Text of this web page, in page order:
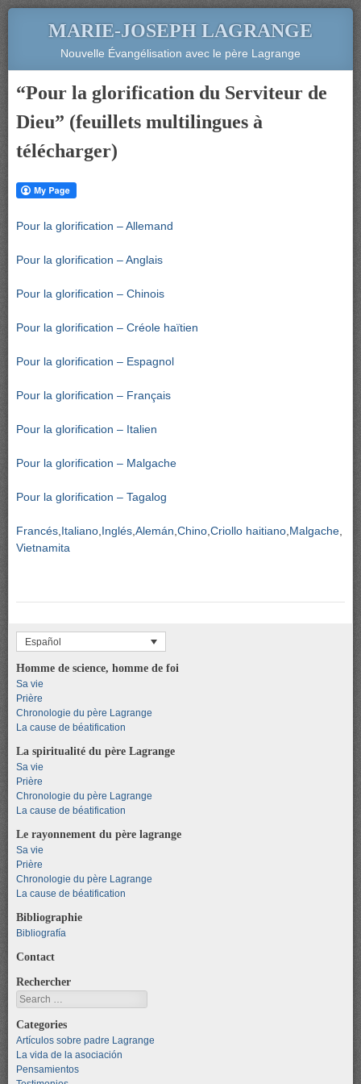
MARIE-JOSEPH LAGRANGE
Nouvelle Évangélisation avec le père Lagrange
“Pour la glorification du Serviteur de
Dieu” (feuillets multilingues à
télécharger)
Pour la glorification – Allemand
Pour la glorification – Anglais
Pour la glorification – Chinois
Pour la glorification – Créole haïtien
Pour la glorification – Espagnol
Pour la glorification – Français
Pour la glorification – Italien
Pour la glorification – Malgache
Pour la glorification – Tagalog
Francés Italiano Inglés Alemán Chino Criollo haitiano Malgache
Vietnamita
Español
Homme de science, homme de foi
Sa vie
Prière
Chronologie du père Lagrange
La cause de béatification
La spiritualité du père Lagrange
Sa vie
Prière
Chronologie du père Lagrange
La cause de béatification
Le rayonnement du père lagrange
Sa vie
Prière
Chronologie du père Lagrange
La cause de béatification
Bibliographie
Bibliografía
Contact
Rechercher
Search
Categories
Artículos sobre padre Lagrange
La vida de la asociación
Pensamientos